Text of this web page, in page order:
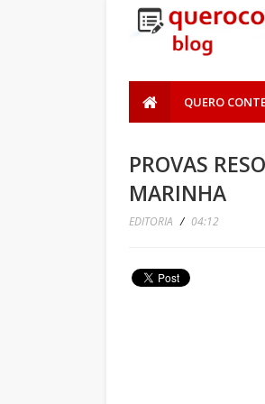
QUERO
PROVAS
MARINHA
EDITORIA / 04:12